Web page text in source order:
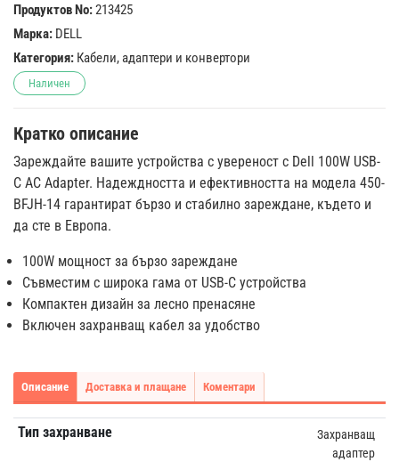
Продуктов No:213425
Марка: DELL
Категория: Кабели, адаптери и конвертори
Наличен
Кратко описание
Зареждайте вашите устройства с увереност с Dell 100W USB-
C AC Adapter. Надеждността и ефективността на модела 450-
BFJH-14 гарантират бързо и стабилно зареждане, където и
да сте в Европа.
100W мощност за бързо зареждане
Съвместим с широка гама от USB-C устройства
Компактен дизайн за лесно пренасяне
Включен захранващ кабел за удобство
Описание Доставка и плащане Коментари
Тип захранване
Захранващ
адаптер